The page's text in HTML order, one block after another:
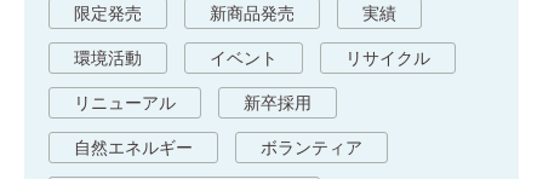
限定発売 新商品発売 実績
環境活動 イベント リサイクル
リニューアル 新卒採用
自然エネルギー ボランティア